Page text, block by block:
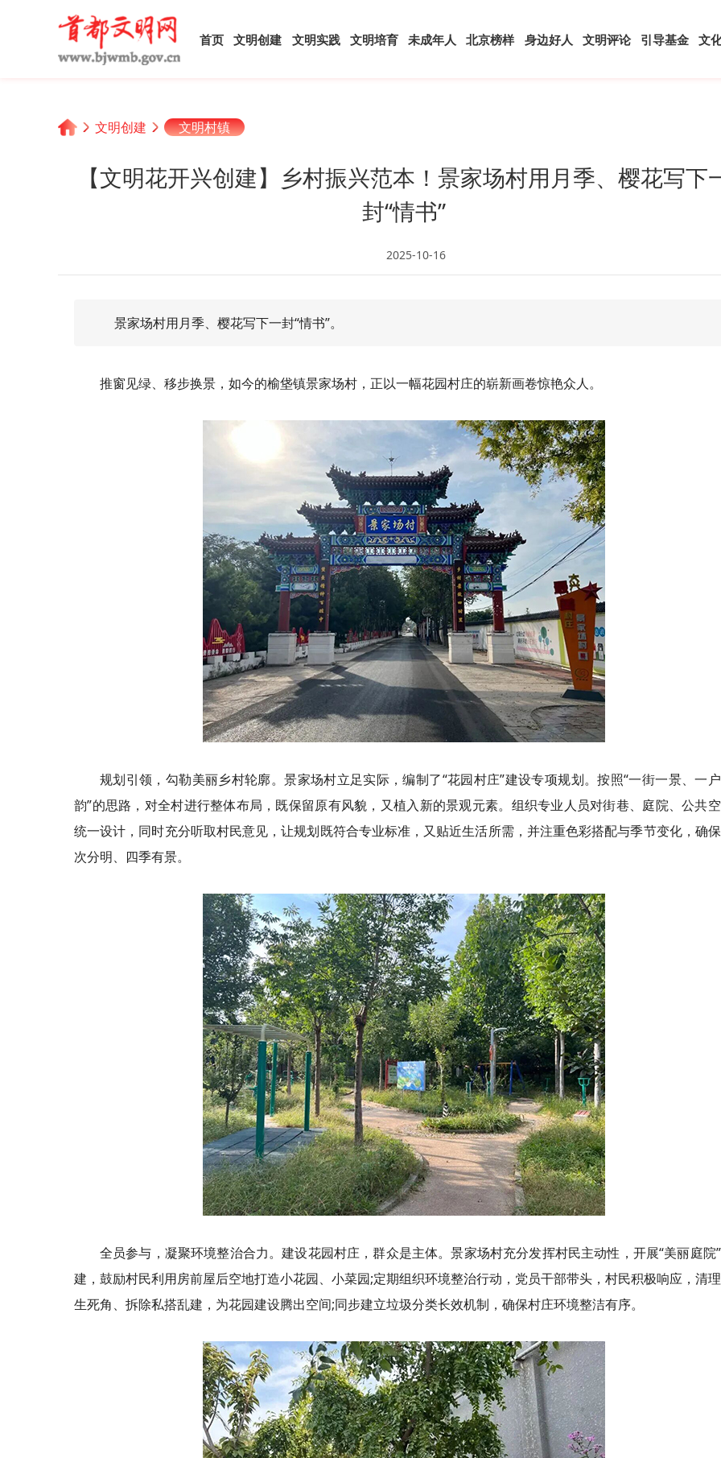
首页 文明创建 文明实践 文明培育 未成年人 北京榜样 身边好人 文明评论 引导基金 文
文明创建 文明村镇
【文明花开兴创建】乡村振兴范本！景家场村用月季、樱花写下
封“情书”
2025-10-16
景家场村用月季、樱花写下一封“情书”。
推窗见绿、移步换景，如今的榆垡镇景家场村，正以一幅花园村庄的崭新画卷惊艳众人。
规划引领，勾勒美丽乡村轮廓。景家场村立足实际，编制了“花园村庄”建设专项规划。按照“一街一景、一
韵”的思路，对全村进行整体布局，既保留原有风貌，又植入新的景观元素。组织专业人员对街巷、庭院、公共
统一设计，同时充分听取村民意见，让规划既符合专业标准，又贴近生活所需，并注重色彩搭配与季节变化，确
次分明、四季有景。
全员参与，凝聚环境整治合力。建设花园村庄，群众是主体。景家场村充分发挥村民主动性，开展“美丽庭院
建，鼓励村民利用房前屋后空地打造小花园、小菜园;定期组织环境整治行动，党员干部带头，村民积极响应，清
生死角、拆除私搭乱建，为花园建设腾出空间;同步建立垃圾分类长效机制，确保村庄环境整洁有序。